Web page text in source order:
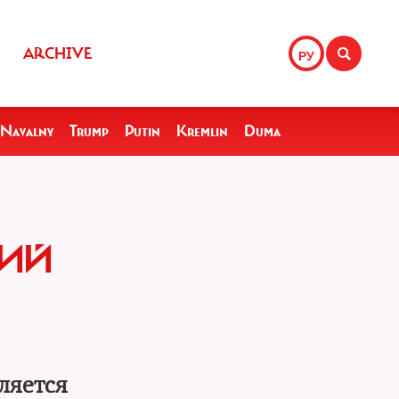
РУ
ARCHIVE
Navalny Trump Putin Kremlin Duma